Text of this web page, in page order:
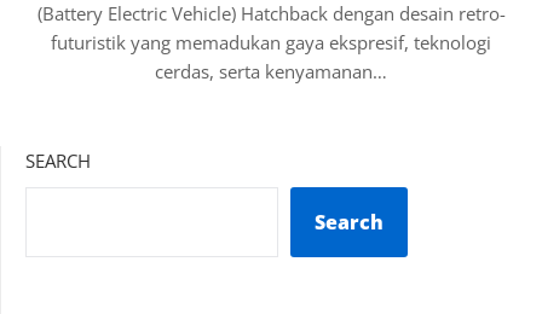
(Battery Electric Vehicle) Hatchback dengan desain retro-
futuristik yang memadukan gaya ekspresif, teknologi
cerdas, serta kenyamanan…
SEARCH
Search